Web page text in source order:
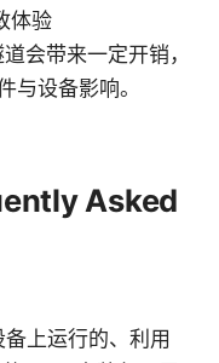
体验
会带来一定开销，
与设备影响。
Asked
上运行的、利用